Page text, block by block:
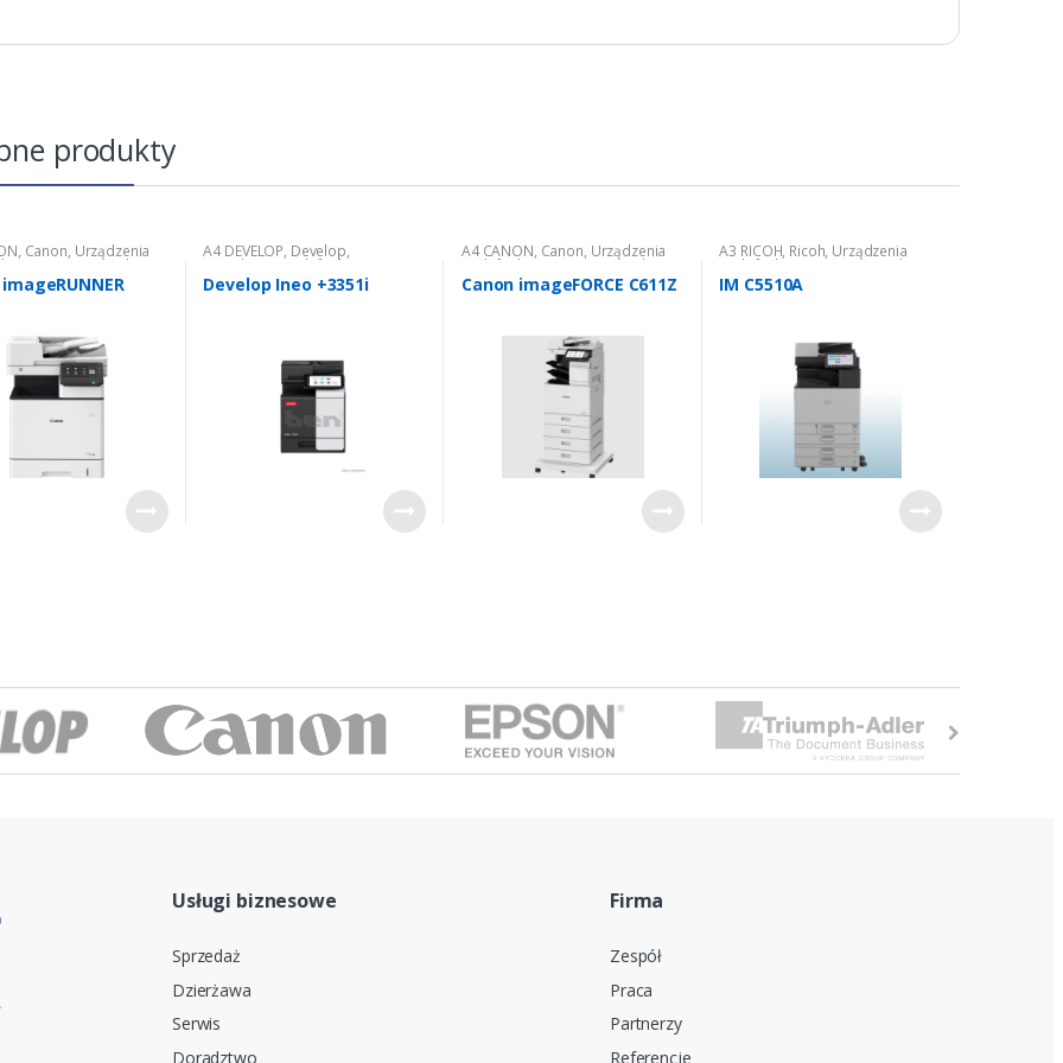
produkty
, Canon, Urządzenia
nowe Urządzenia
nowe: kolorowe
A4 DEVELOP, Develop,
Urządzenia wielofunkcyjne nowe
Urządzenia wielofunkcyjne nowe:
kolorowe
Develop Ineo +3351i
A4 CANON, Canon, Urządzenia
wielofunkcyjne nowe Urządzenia
wielofunkcyjne nowe: kolorowe
Canon imageFORCE C611Z
A3 RICOH, Ricoh, Urządzenia
wielofunkcyjne nowe ,Urządzenia
wielofunkcyjne nowe: kolorowe
IM C5510A
Usługi biznesowe
Sprzedaż
Dzierżawa
Serwis
Doradztwo
Firma
Zespół
Praca
Partnerzy
Referencje